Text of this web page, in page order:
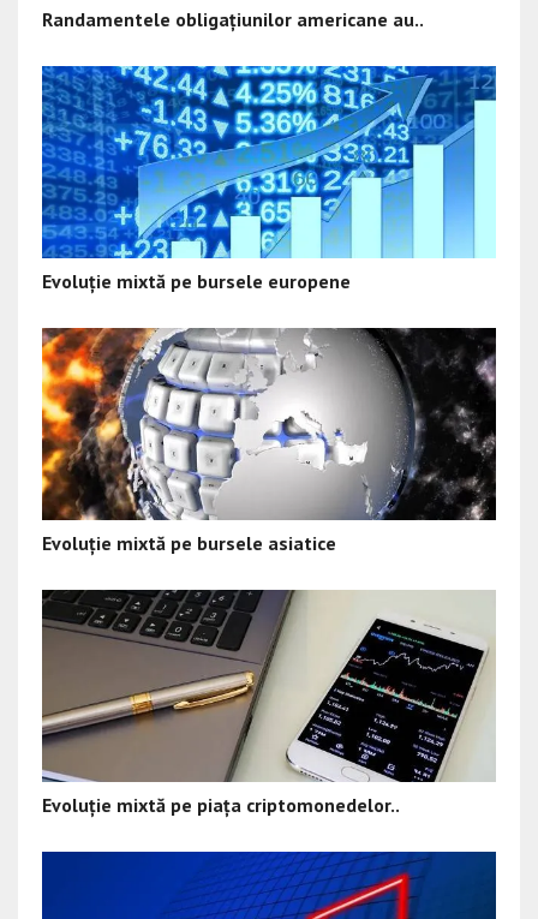
Randamentele obligațiunilor americane au..
Evoluție mixtă pe bursele europene
Evoluție mixtă pe bursele asiatice
Evoluție mixtă pe piața criptomonedelor..